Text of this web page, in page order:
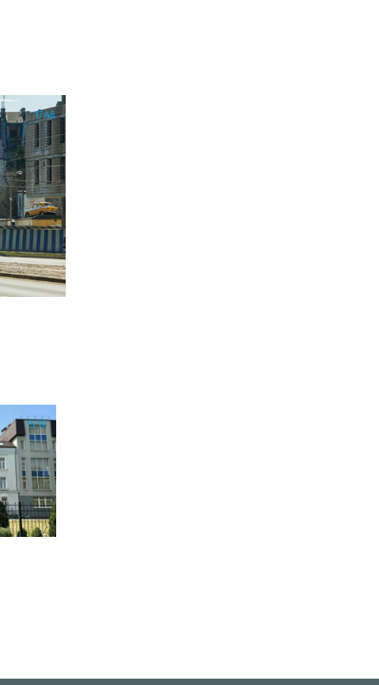
17:48
15:19